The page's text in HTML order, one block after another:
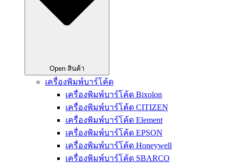
Open สินค้า
เครื่องพิมพ์บาร์โค้ด
เครื่องพิมพ์บาร์โค้ด Bixolon
เครื่องพิมพ์บาร์โค้ด CITIZEN
เครื่องพิมพ์บาร์โค้ด Element
เครื่องพิมพ์บาร์โค้ด EPSON
เครื่องพิมพ์บาร์โค้ด Honeywell
เครื่องพิมพ์บาร์โค้ด SBARCO